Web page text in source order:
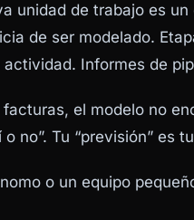
unidad de trabajo es un
de ser modelado.
Informes de
el modelo no
no”. Tu “previsión” es
o un equipo